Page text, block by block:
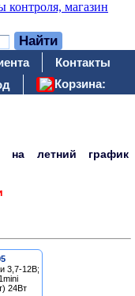
Контакты
Корзина:
на летний график
3,7-12В;
24Вт